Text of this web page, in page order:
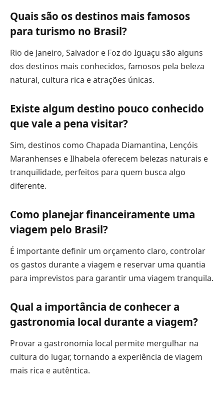
Quais são os destinos mais famosos
para turismo no Brasil?
Rio de Janeiro, Salvador e Foz do Iguaçu são alguns
dos destinos mais conhecidos, famosos pela beleza
natural, cultura rica e atrações únicas.
Existe algum destino pouco conhecido
que vale a pena visitar?
Sim, destinos como Chapada Diamantina, Lençóis
Maranhenses e Ilhabela oferecem belezas naturais e
tranquilidade, perfeitos para quem busca algo
diferente.
Como planejar financeiramente uma
viagem pelo Brasil?
É importante definir um orçamento claro, controlar
os gastos durante a viagem e reservar uma quantia
para imprevistos para garantir uma viagem tranquila.
Qual a importância de conhecer a
gastronomia local durante a viagem?
Provar a gastronomia local permite mergulhar na
cultura do lugar, tornando a experiência de viagem
mais rica e autêntica.